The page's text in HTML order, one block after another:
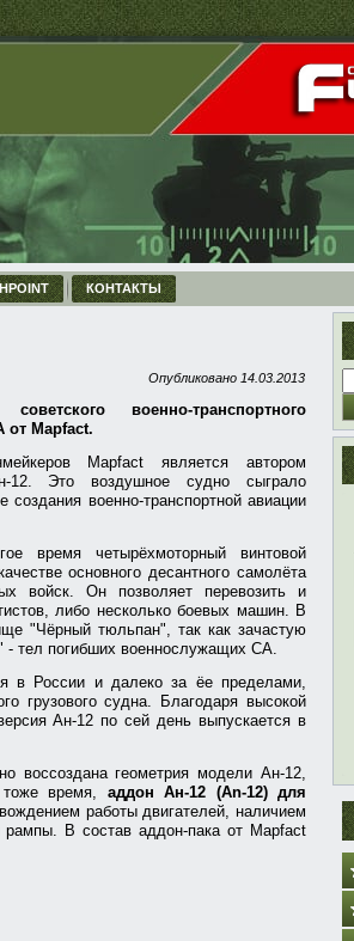
КОНТАКТЫ
Опубликовано 14.03.2013
военно-транспортного
от Mapfact.
Mapfact является автором
12. Это воздушное судно сыграло
создания военно-транспортной авиации
время четырёхмоторный винтовой
основного десантного самолёта
войск. Он позволяет перевозить и
либо несколько боевых машин. В
"Чёрный тюльпан", так как зачастую
- тел погибших военнослужащих СА.
в России и далеко за ёе пределами,
грузового судна. Благодаря высокой
Ан-12 по сей день выпускается в
воссоздана геометрия модели Ан-12,
тоже время, аддон Ан-12 (An-12) для
работы двигателей, наличием
рампы. В состав аддон-пака от Mapfact